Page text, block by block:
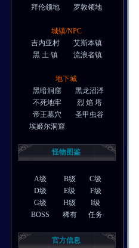
拜伦领地
罗敦领地
城镇/NPC
吉内亚村
艾斯本镇
黑 土 镇
流浪者镇
地下城
黑暗洞窟
黑龙沼泽
不死地牢
烈 焰 塔
帝王墓穴
圣甲虫谷
埃姬尔洞窟
怪物图鉴
A级 B级
C级
D级
E级
F级
G级
H级
I级
BOSS
稀有 任务
官方信息